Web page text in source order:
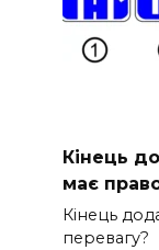
Кінець
має
Кінець
перевагу?